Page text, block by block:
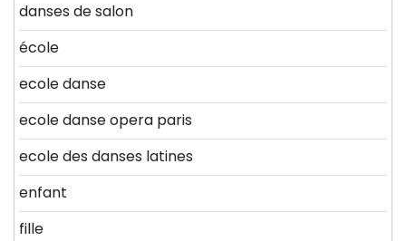
danses de salon
école
ecole danse
ecole danse opera paris
ecole des danses latines
enfant
fille